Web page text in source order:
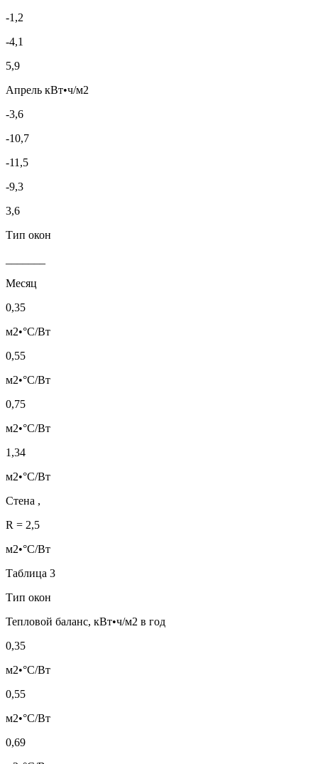
-1,2
-4,1
5,9
Апрель кВт•ч/м2
-3,6
-10,7
-11,5
-9,3
3,6
Тип окон
Месяц
0,35
м2•°С/Вт
0,55
м2•°С/Вт
0,75
м2•°С/Вт
1,34
м2•°С/Вт
Стена ,
R = 2,5
м2•°С/Вт
Таблица 3
Тип окон
Тепловой баланс, кВт•ч/м2 в год
0,35
м2•°С/Вт
0,55
м2•°С/Вт
0,69